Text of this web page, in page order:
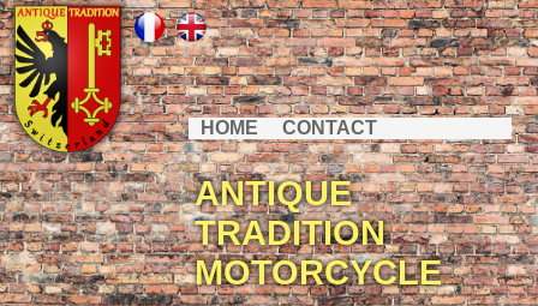
HOME CONTACT
ANTIQUE
TRADITION
MOTORCYCLE